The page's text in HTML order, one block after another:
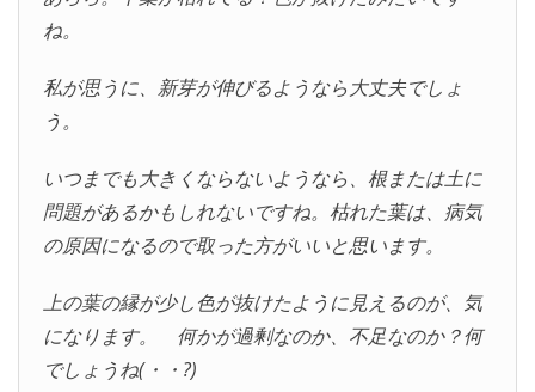
ね。
私が思うに、新芽が伸びるようなら大丈夫でしょ
う。
いつまでも大きくならないようなら、根または土に
問題があるかもしれないですね。枯れた葉は、病気
の原因になるので取った方がいいと思います。
上の葉の縁が少し色が抜けたように見えるのが、気
になります。 何かが過剰なのか、不足なのか？何
でしょうね(・・?)